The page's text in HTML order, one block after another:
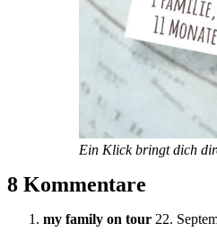
Ein Klick bringt dich
8 Kommentare
my family on tour 22.